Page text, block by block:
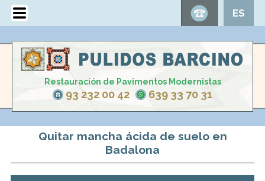
ES
Restauración de Pavimentos Modernistas
93 232 00 42 639 33 70 31
Quitar mancha ácida de suelo en
Badalona